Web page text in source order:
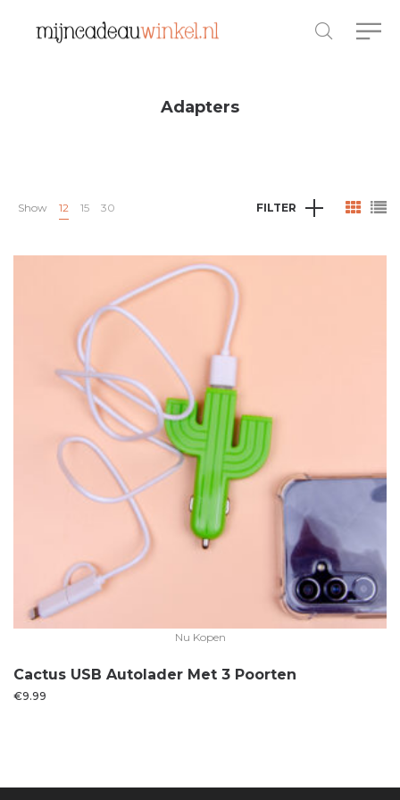
Adapters
Show 12 15 30 FILTER
Nu Kopen
Cactus USB Autolader Met 3 Poorten
€9.99